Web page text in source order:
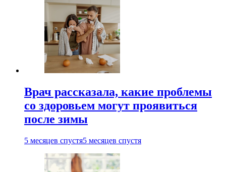
Врач рассказала, какие проблемы
со здоровьем могут проявиться
после зимы
5 месяцев спустя5 месяцев спустя